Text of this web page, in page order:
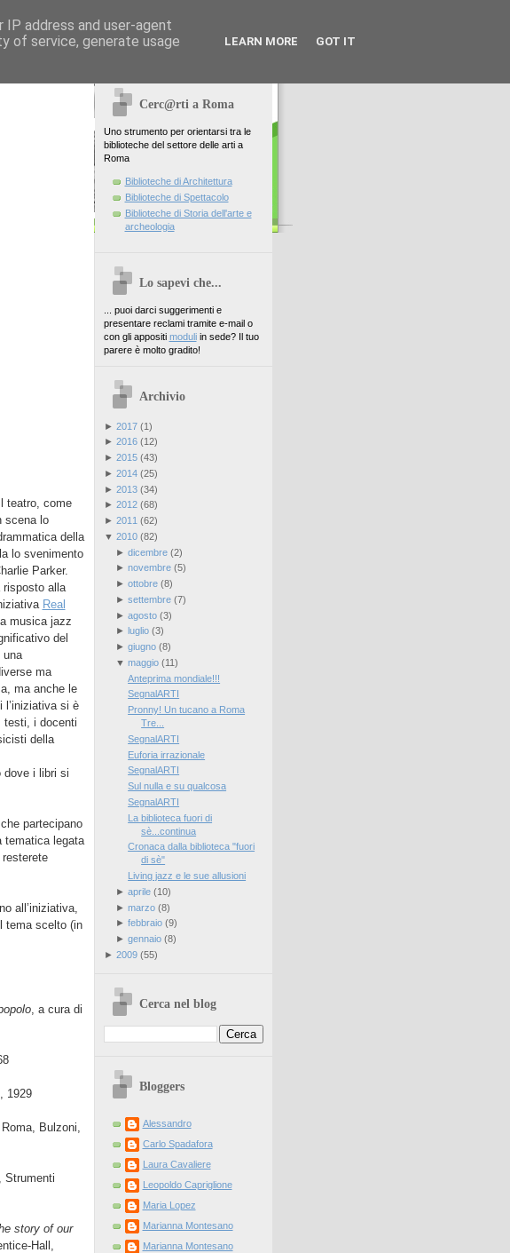
teatro, come
scena lo
della
lo svenimento
Parker.
alla
Real
musica jazz
del
una
ma
ma anche le
l’iniziativa si è
testi, i docenti
della
dove i libri si
partecipano
tematica legata
all’iniziativa,
tema scelto (in
, a cura di
1929
Roma, Bulzoni,
Strumenti
story of our
Hall,
Cerc@rti a Roma
Uno strumento per orientarsi tra le
biblioteche del settore delle arti a
Roma
Biblioteche di Architettura
Biblioteche di Spettacolo
Biblioteche di Storia dell'arte e
archeologia
Lo sapevi che...
... puoi darci suggerimenti e
presentare reclami tramite e-mail o
con gli appositi moduliin sede? Il tuo
parere è molto gradito!
Archivio
► 2017(1)
► 2016(12)
► 2015(43)
► 2014(25)
► 2013(34)
► 2012(68)
► 2011 (62)
▼ 2010(82)
► dicembre(2)
► novembre(5)
► ottobre(8)
► settembre(7)
► agosto(3)
► luglio(3)
► giugno(8)
▼ maggio(11)
Anteprima mondiale!!!
SegnalARTI
Pronny! Un tucano a Roma
Tre...
SegnalARTI
Euforia irrazionale
SegnalARTI
Sul nulla e su qualcosa
SegnalARTI
La biblioteca fuori di
sè...continua
Cronaca dalla biblioteca "fuori
di sè"
Living jazz e le sue allusioni
► aprile(10)
► marzo(8)
► febbraio(9)
► gennaio(8)
► 2009(55)
Cerca nel blog
Bloggers
Alessandro
Carlo Spadafora
Laura Cavaliere
Leopoldo Capriglione
Maria Lopez
Marianna Montesano
Marianna Montesano
address and user-agent
of service, generate usage
LEARN MORE GOT IT